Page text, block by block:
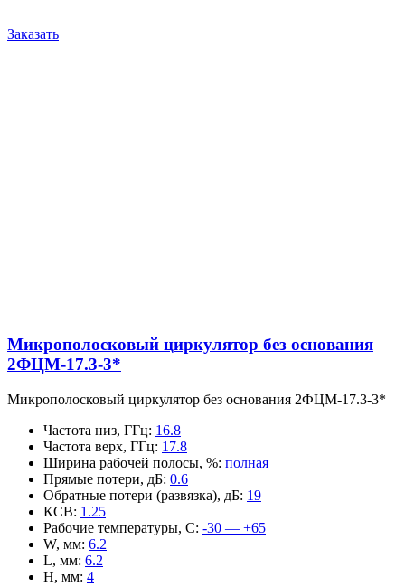
Заказать
Микрополосковый циркулятор без основания
2ФЦМ-17.3-3*
Микрополосковый циркулятор без основания 2ФЦМ-17.3-3*
Частота низ, ГГц: 16.8
Частота верх, ГГц: 17.8
Ширина рабочей полосы, %: полная
Прямые потери, дБ: 0.6
Обратные потери (развязка), дБ: 19
КСВ: 1.25
Рабочие температуры, С: -30 — +65
W, мм: 6.2
L, мм: 6.2
H, мм: 4